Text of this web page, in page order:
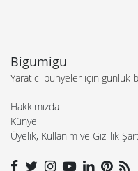
Bigumigu
Yaratıcı bünyeler için günlük
Hakkımızda
Künye
Üyelik, Kullanım ve Gizlilik